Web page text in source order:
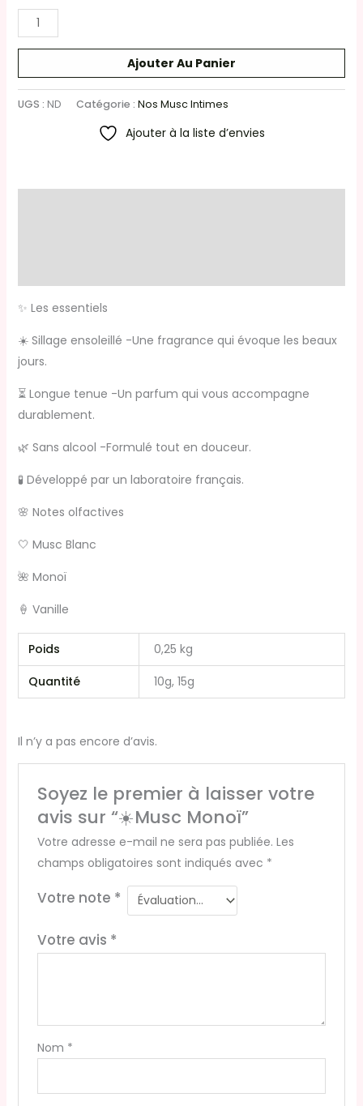
Ajouter Au Panier
UGS : ND Catégorie : Nos Musc Intimes
Ajouter à la liste d’envies
✨ Les essentiels
⁠☀️ Sillage ensoleillé -Une fragrance qui évoque les beaux
jours.
⏳ Longue tenue -Un parfum qui vous accompagne
durablement.
🌿 Sans alcool -Formulé tout en douceur.
🧪 Développé par un laboratoire français.
🌸 Notes olfactives
🤍 Musc Blanc
🌺 Monoï
🍦 Vanille
Poids
0,25 kg
Quantité
10g, 15g
Il n’y a pas encore d’avis.
Soyez le premier à laisser votre
avis sur “☀️Musc Monoï”
Votre adresse e-mail ne sera pas publiée. Les
champs obligatoires sont indiqués avec *
Votre note *
Votre avis *
Nom *